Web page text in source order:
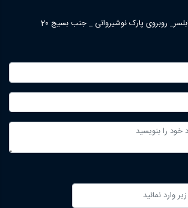
روبروی پارک نوشیروانی _ جنب بسیج 20